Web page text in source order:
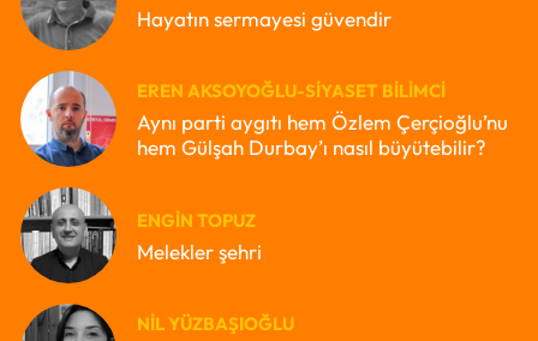
Hayatın sermayesi güvendir
EREN AKSOYOĞLU-SIYASET BILIMCI
Aynı parti aygıtı hem Özlem Çerçioğlu’nu
hem Gülşah Durbay’ı nasıl büyütebilir?
ENGIN TOPUZ
Melekler şehri
NIL YÜZBAŞIOĞLU